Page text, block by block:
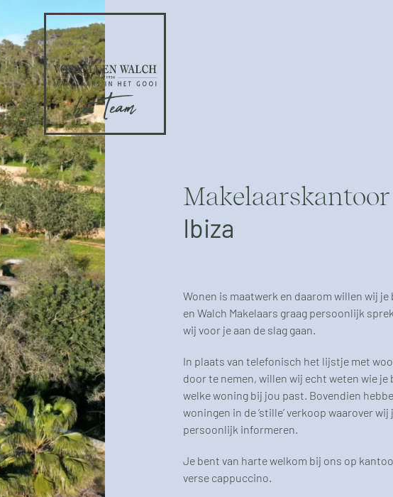
Makelaarskantoor
Ibiza
Wonen is maatwerk en daarom willen wij je
en Walch Makelaars graag persoonlijk
wij voor je aan de slag gaan.
In plaats van telefonisch het lijstje met
door te nemen, willen wij echt weten wie je
welke woning bij jou past. Bovendien
woningen in de ‘stille’ verkoop waarover wij
persoonlijk informeren.
Je bent van harte welkom bij ons op
verse cappuccino.